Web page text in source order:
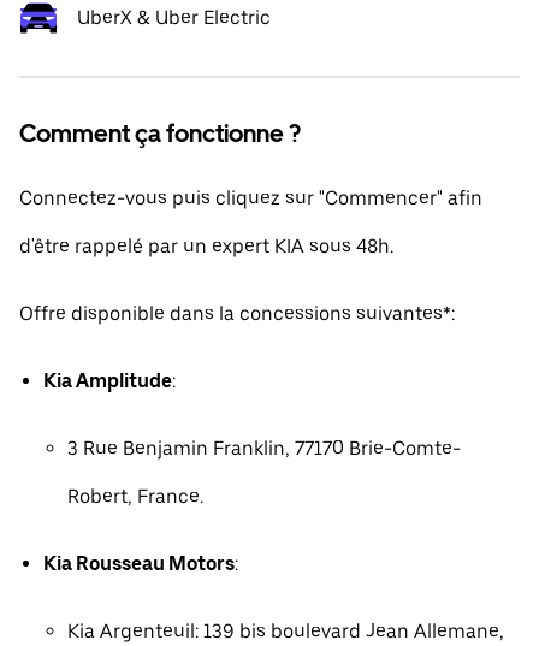
UberX & Uber Electric
Comment ça fonctionne ?
Connectez-vous puis cliquez sur "Commencer" afin
d'être rappelé par un expert KIA sous 48h.
Offre disponible dans la concessions suivantes*:
Kia Amplitude:
3 Rue Benjamin Franklin, 77170 Brie-Comte-
Robert, France.
Kia Rousseau Motors:
Kia Argenteuil: 139 bis boulevard Jean Allemane,